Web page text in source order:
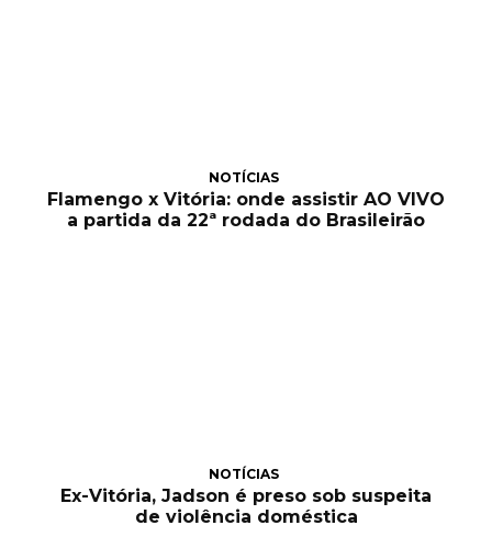
NOTÍCIAS
Flamengo x Vitória: onde assistir AO VIVO
a partida da 22ª rodada do Brasileirão
NOTÍCIAS
Ex-Vitória, Jadson é preso sob suspeita
de violência doméstica